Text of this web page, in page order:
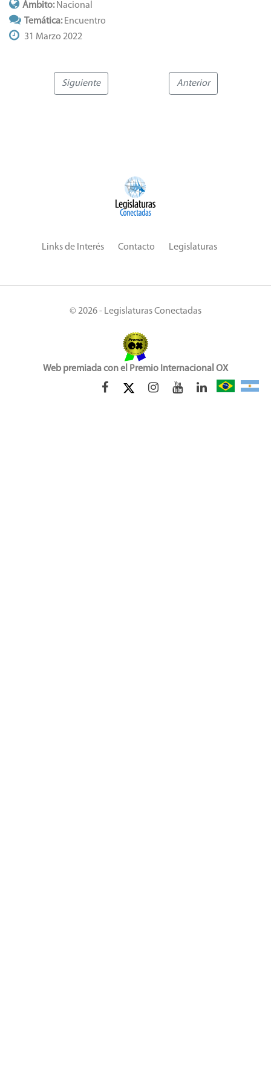
Ámbito: Nacional
Temática: Encuentro
31 Marzo 2022
Siguiente Anterior
Links de Interés Contacto Legislaturas
© 2026 - Legislaturas Conectadas
Web premiada con el Premio Internacional OX